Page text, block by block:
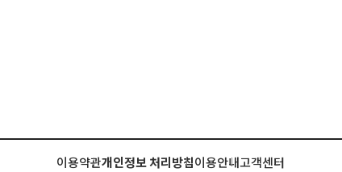
이용약관개인정보 처리방침이용안내고객센터